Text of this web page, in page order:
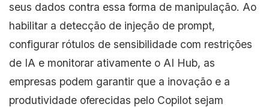
seus dados contra essa forma de manipulação. Ao
habilitar a detecção de injeção de prompt,
configurar rótulos de sensibilidade com restrições
de IA e monitorar ativamente o AI Hub, as
empresas podem garantir que a inovação e a
produtividade oferecidas pelo Copilot sejam